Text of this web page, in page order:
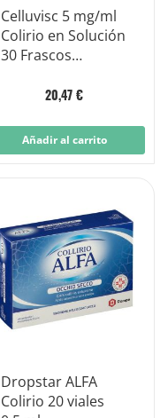
Celluvisc 5 mg/ml
Colirio en Solución
30 Frascos
20,47 €
Añadir al carrito
Dropstar ALFA
Colirio 20 viales